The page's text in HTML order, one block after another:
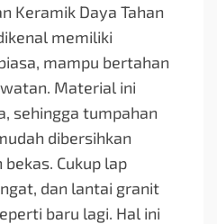
Keramik Daya Tahan
memiliki
mampu bertahan
Material ini
sehingga tumpahan
dibersihkan
Cukup lap
dan lantai granit
baru lagi. Hal ini